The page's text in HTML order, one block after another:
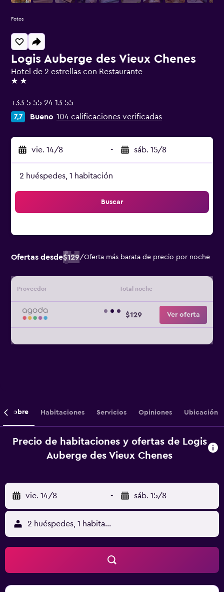
Logis Auberge des Vieux Chenes
Hotel de 2 estrellas con Restaurante
2 estrellas
+33 5 55 24 13 55
7,7 Bueno 104 calificaciones verificadas
vie. 14/8 - sáb. 15/8
2 huéspedes, 1 habitación
Buscar
Ofertas desde$129/Oferta más barata de precio por noche
Proveedor Total noche
$129 Ver oferta
Fotos
Sobre Habitaciones Servicios Opiniones Ubicación
Precio de habitaciones y ofertas de Logis
Auberge des Vieux Chenes
vie. 14/8 - sáb. 15/8
2 huéspedes, 1 habitación